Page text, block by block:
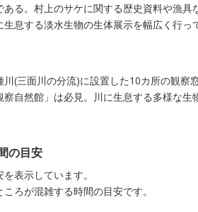
ある。村上のサケに関する歴史資料や漁
生息する淡水生物の生体展示を幅広く行っ
川(三面川の分流)に設置した10カ所の観察
自然館」は必見。川に生息する多様な生
の目安
表示しています。
ろが混雑する時間の目安です。